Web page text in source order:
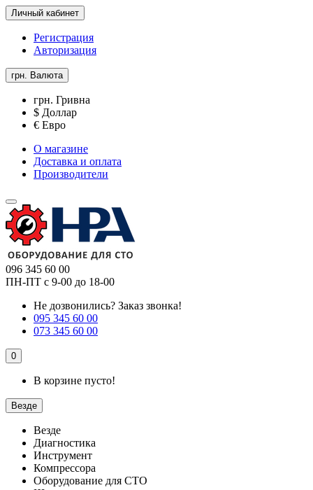
Личный кабинет
Регистрация
Авторизация
грн. Валюта
грн. Гривна
$ Доллар
€ Евро
О магазине
Доставка и оплата
Производители
096 345 60 00
ПН-ПТ с 9-00 до 18-00
Не дозвонились? Заказ звонка!
095 345 60 00
073 345 60 00
0
В корзине пусто!
Везде
Везде
Диагностика
Инструмент
Компрессора
Оборудование для СТО